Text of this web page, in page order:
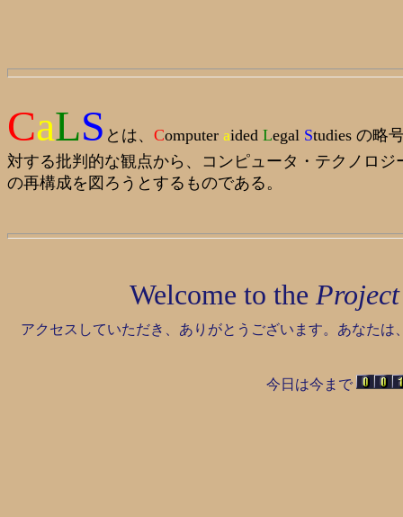
CaLS とは、 Computer aided Legal Studies の略
対する批判的な観点から、コンピュータ・テクノロジ
の再構成を図ろうとするものである。
Welcome to the
アクセスしていただき、ありがとうございます。あなたは
今日は今まで